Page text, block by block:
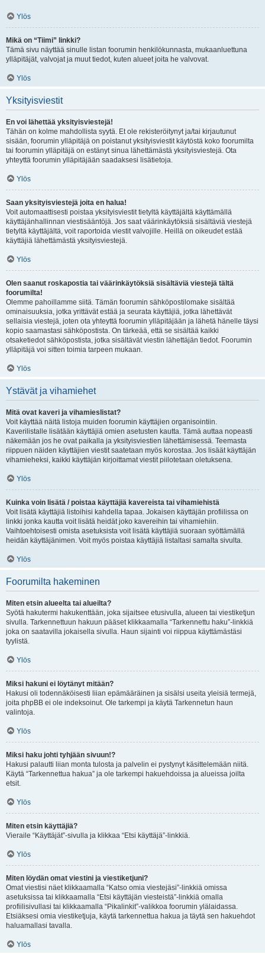
Ylös
Mikä on “Tiimi” linkki?
Tämä sivu näyttää sinulle listan foorumin henkilökunnasta, mukaanluettuna
ylläpitäjät, valvojat ja muut tiedot, kuten alueet joita he valvovat.
Ylös
Yksityisviestit
En voi lähettää yksityisviestejä!
Tähän on kolme mahdollista syytä. Et ole rekisteröitynyt ja/tai kirjautunut
sisään, foorumin ylläpitäjä on poistanut yksityisviestit käytöstä koko foorumilta
tai foorumin ylläpitäjä on estänyt sinua lähettämästä yksityisviestejä. Ota
yhteyttä foorumin ylläpitäjään saadaksesi lisätietoja.
Ylös
Saan yksityisviestejä joita en halua!
Voit automaattisesti poistaa yksityisviestit tietyltä käyttäjältä käyttämällä
käyttäjänhallinnan viestisääntöjä. Jos saat väärinkäytöksiä sisältäviä viestejä
tietyltä käyttäjältä, voit raportoida viestit valvojille. Heillä on oikeudet estää
käyttäjiä lähettämästä yksityisviestejä.
Ylös
Olen saanut roskapostia tai väärinkäytöksiä sisältäviä viestejä tältä
foorumilta!
Olemme pahoillamme siitä. Tämän foorumin sähköpostilomake sisältää
ominaisuuksia, jotka yrittävät estää ja seurata käyttäjiä, jotka lähettävät
sellaisia viestejä, joten ota yhteyttä foorumin ylläpitäjään ja lähetä hänelle täysi
kopio saamastasi sähköpostista. On tärkeää, että se sisältää kaikki
otsaketiedot sähköpostista, jotka sisältävät viestin lähettäjän tiedot. Foorumin
ylläpitäjä voi sitten toimia tarpeen mukaan.
Ylös
Ystävät ja vihamiehet
Mitä ovat kaveri ja vihamieslistat?
Voit käyttää näitä listoja muiden foorumin käyttäjien organisointiin.
Kaverilistalle lisätään käyttäjiä omien asetusten kautta. Tämä auttaa nopeasti
näkemään jos he ovat paikalla ja yksityisviestien lähettämisessä. Teemasta
riippuen näiden käyttäjien viestit saatetaan myös korostaa. Jos lisäät käyttäjän
vihamieheksi, kaikki käyttäjän kirjoittamat viestit piilotetaan oletuksena.
Ylös
Kuinka voin lisätä / poistaa käyttäjiä kavereista tai vihamiehistä
Voit lisätä käyttäjiä listoihisi kahdella tapaa. Jokaisen käyttäjän profiilissa on
linkki jonka kautta voit lisätä heidät joko kavereihin tai vihamiehiin.
Vaihtoehtoisesti omista asetuksista voit lisätä käyttäjiä suoraan syöttämällä
heidän käyttäjänimen. Voit myös poistaa käyttäjiä listaltasi samalta sivulta.
Ylös
Foorumilta hakeminen
Miten etsin alueelta tai alueilta?
Syötä hakutermi hakukenttään, joka sijaitsee etusivulla, alueen tai viestiketjun
sivulla. Tarkennettuun hakuun pääset klikkaamalla “Tarkennettu haku”-linkkiä
joka on saatavilla jokaisella sivulla. Haun sijainti voi riippua käyttämästäsi
tyylistä.
Ylös
Miksi hakuni ei löytänyt mitään?
Hakusi oli todennäköisesti liian epämääräinen ja sisälsi useita yleisiä termejä,
joita phpBB ei ole indeksoinut. Ole tarkempi ja käytä Tarkennetun haun
valintoja.
Ylös
Miksi haku johti tyhjään sivuun!?
Hakusi palautti liian monta tulosta ja palvelin ei pystynyt käsittelemään niitä.
Käytä “Tarkennettua hakua” ja ole tarkempi hakuehdoissa ja alueissa joilta
etsit.
Ylös
Miten etsin käyttäjiä?
Vieraile “Käyttäjät”-sivulla ja klikkaa “Etsi käyttäjä”-linkkiä.
Ylös
Miten löydän omat viestini ja viestiketjuni?
Omat viestisi näet klikkaamalla “Katso omia viestejäsi”-linkkiä omissa
asetuksissa tai klikkaamalla “Etsi käyttäjän viesteistä”-linkkiä omalla
profiilisivullasi tai klikkaamalla “Pikalinkit”-valikkoa foorumin ylälaidassa.
Etsiäksesi omia viestiketjuja, käytä tarkennettua hakua ja täytä sen hakuehdot
haluamallasi tavalla.
Ylös